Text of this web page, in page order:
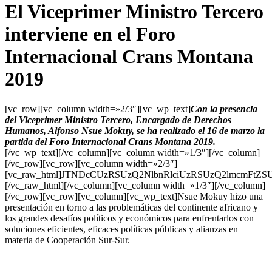
El Viceprimer Ministro Tercero
interviene en el Foro
Internacional Crans Montana
2019
[vc_row][vc_column width=»2/3″][vc_wp_text]Con la presencia
del Viceprimer Ministro Tercero, Encargado de Derechos
Humanos, Alfonso Nsue Mokuy, se ha realizado el 16 de marzo la
partida del Foro Internacional Crans Montana 2019.
[/vc_wp_text][/vc_column][vc_column width=»1/3″][/vc_column]
[/vc_row][vc_row][vc_column width=»2/3″]
[/vc_raw_html][/vc_column][vc_column width=»1/3″][/vc_column]
[/vc_row][vc_row][vc_column][vc_wp_text]Nsue Mokuy hizo una
presentación en torno a las problemáticas del continente africano y
los grandes desafíos políticos y económicos para enfrentarlos con
soluciones eficientes, eficaces políticas públicas y alianzas en
materia de Cooperación Sur-Sur.